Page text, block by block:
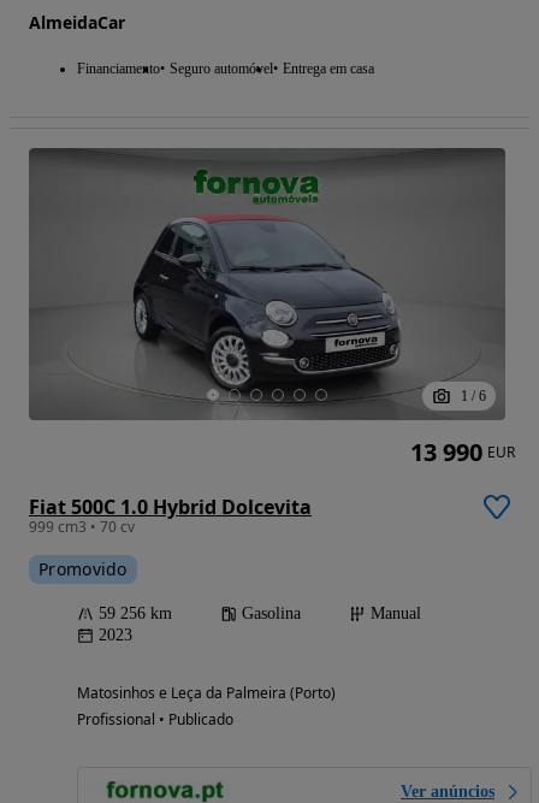
AlmeidaCar
Financiamento Seguro automóvel Entrega em casa
1 / 6
Fiat 500C 1.0 Hybrid Dolcevita
999 cm3 • 70 cv
Promovido
59 256 km Gasolina
Manual
2023
Matosinhos e Leça da Palmeira (Porto)
Profissional • Publicado
Ver anúncios
13 990 EUR